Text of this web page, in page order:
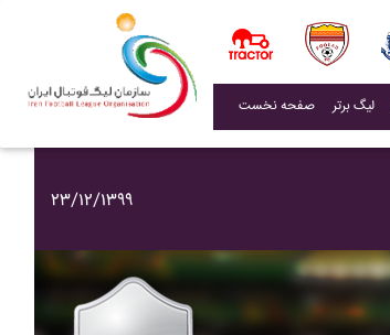
صفحه نخست لیگ برتر
۲۳/۱۲/۱۳۹۹